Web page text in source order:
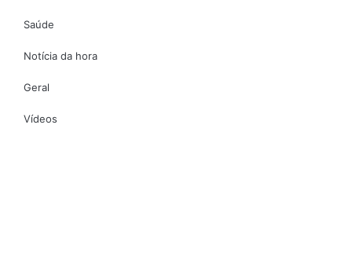
Saúde
Notícia da hora
Geral
Vídeos